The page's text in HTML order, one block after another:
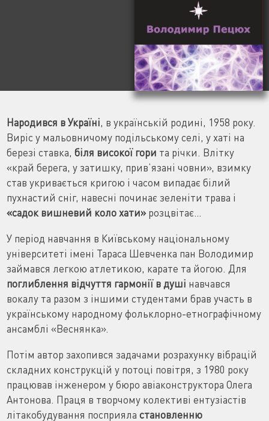
Народився в Україні, в українській родині, 1958 року.
Виріс у мальовничому подільському селі, у хаті на
березі ставка, біля високої гори та річки. Влітку
«край берега, у затишку, прив’язані човни», взимку
став укривається кригою і часом випадає білий
пухнастий сніг, навесні починає зеленіти трава і
«садок вишневий коло хати»розцвітає…
У період навчання в Київському національному
університеті імені Тараса Шевченка пан Володимир
займався легкою атлетикою, карате та йогою. Для
поглиблення відчуття гармонії в душі навчався
вокалу та разом з іншими студентами брав участь в
українському народному фольклорно-етнографічному
ансамблі «Веснянка».
Потім автор захопився задачами розрахунку вібрацій
складних конструкцій у потоці повітря, з 1980 року
працював інженером у бюро авіаконструктора Олега
Антонова. Праця в творчому колективі ентузіастів
літакобудування посприяла становленню